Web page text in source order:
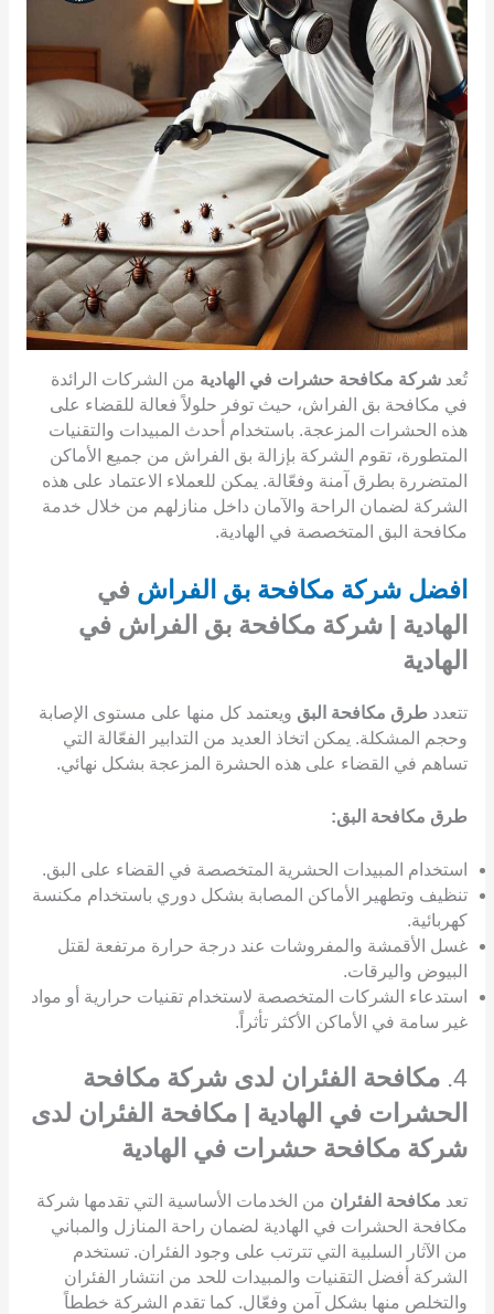
تُعد شركة مكافحة حشرات في الهادية من الشركات الرائدة
في مكافحة بق الفراش، حيث توفر حلولاً فعالة للقضاء على
هذه الحشرات المزعجة. باستخدام أحدث المبيدات والتقنيات
المتطورة، تقوم الشركة بإزالة بق الفراش من جميع الأماكن
المتضررة بطرق آمنة وفعّالة. يمكن للعملاء الاعتماد على هذه
الشركة لضمان الراحة والآمان داخل منازلهم من خلال خدمة
مكافحة البق المتخصصة في الهادية.
افضل شركة مكافحة بق الفراش في
الهادية | شركة مكافحة بق الفراش في
الهادية
تتعدد طرق مكافحة البق ويعتمد كل منها على مستوى الإصابة
وحجم المشكلة. يمكن اتخاذ العديد من التدابير الفعّالة التي
تساهم في القضاء على هذه الحشرة المزعجة بشكل نهائي.
طرق مكافحة البق:
استخدام المبيدات الحشرية المتخصصة في القضاء على البق.
تنظيف وتطهير الأماكن المصابة بشكل دوري باستخدام مكنسة
كهربائية.
غسل الأقمشة والمفروشات عند درجة حرارة مرتفعة لقتل
البيوض واليرقات.
استدعاء الشركات المتخصصة لاستخدام تقنيات حرارية أو مواد
غير سامة في الأماكن الأكثر تأثراً.
4. مكافحة الفئران لدى شركة مكافحة
الحشرات في الهادية | مكافحة الفئران لدى
شركة مكافحة حشرات في الهادية
تعد مكافحة الفئران من الخدمات الأساسية التي تقدمها شركة
مكافحة الحشرات في الهادية لضمان راحة المنازل والمباني
من الآثار السلبية التي تترتب على وجود الفئران. تستخدم
الشركة أفضل التقنيات والمبيدات للحد من انتشار الفئران
والتخلص منها بشكل آمن وفعّال. كما تقدم الشركة خططاً